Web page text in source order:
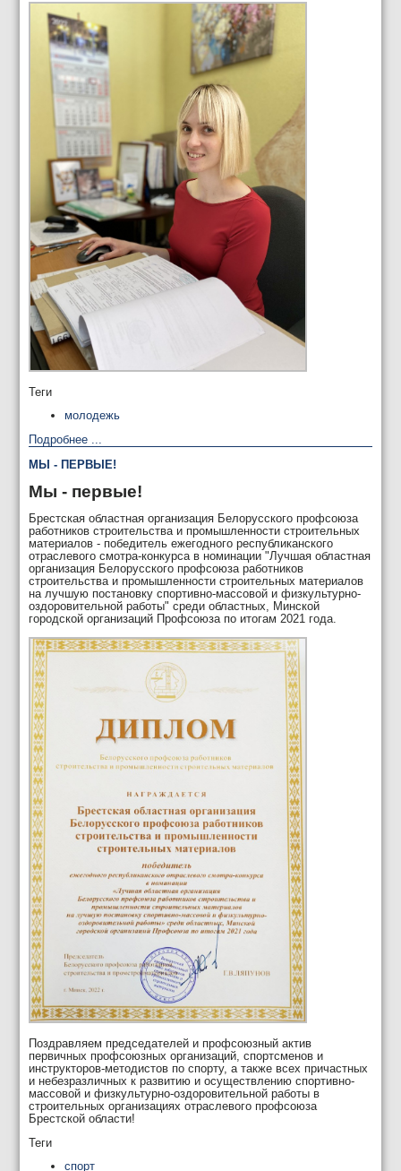
Теги
молодежь
Подробнее ...
МЫ - ПЕРВЫЕ!
Мы - первые!
Брестская областная организация Белорусского профсоюза
работников строительства и промышленности строительных
материалов - победитель ежегодного республиканского
отраслевого смотра-конкурса в номинации "Лучшая областная
организация Белорусского профсоюза работников
строительства и промышленности строительных материалов
на лучшую постановку спортивно-массовой и физкультурно-
оздоровительной работы" среди областных, Минской
городской организаций Профсоюза по итогам 2021 года.
Поздравляем председателей и профсоюзный актив
первичных профсоюзных организаций, спортсменов и
инструкторов-методистов по спорту, а также всех причастных
и небезразличных к развитию и осуществлению спортивно-
массовой и физкультурно-оздоровительной работы в
строительных организациях отраслевого профсоюза
Брестской области!
Теги
спорт